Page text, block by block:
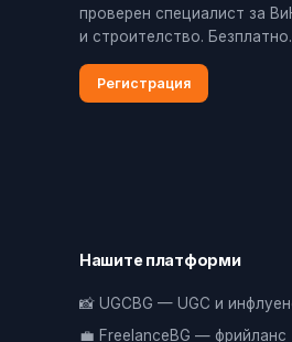
проверен специалист за
и строителство. Безплатно.
Регистрация
Нашите платформи
📸 UGCBG — UGC и
💼 FreelanceBG — фрийланс